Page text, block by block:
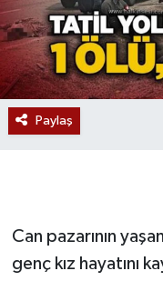
Paylaş
Can pazarının
genç kız hayatını
BİLİM VE
DUNYA
Düzce
Genel